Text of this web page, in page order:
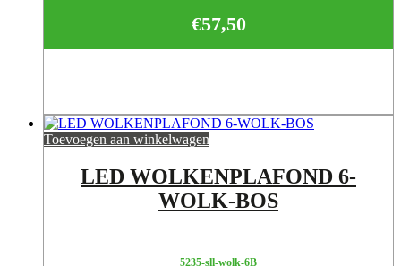
€57,50
Toevoegen aan winkelwagen
LED WOLKENPLAFOND 6-
WOLK-BOS
5235-sll-wolk-6B